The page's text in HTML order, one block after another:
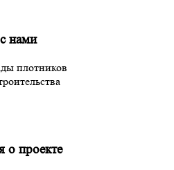
нами
плотников
о проекте